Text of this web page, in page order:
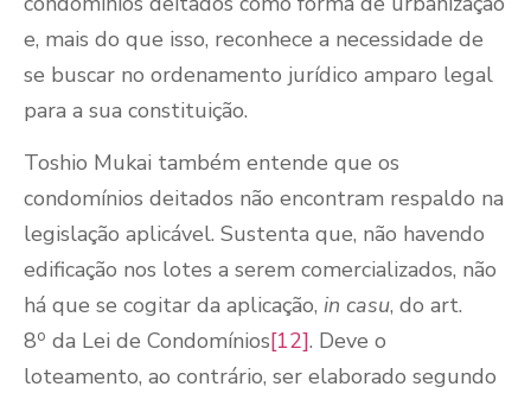
e, mais do que isso, reconhece a necessidade de
se buscar no ordenamento jurídico amparo legal
para a sua constituição.
Toshio Mukai também entende que os
condomínios deitados não encontram respaldo na
legislação aplicável. Sustenta que, não havendo
edificação nos lotes a serem comercializados, não
há que se cogitar da aplicação, in casu, do art.
8o da Lei de Condomínios[12]. Deve o
loteamento, ao contrário, ser elaborado segundo